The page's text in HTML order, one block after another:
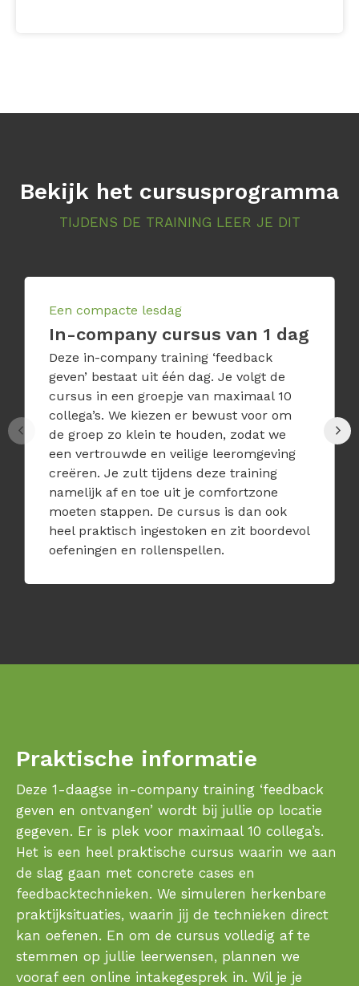
Bekijk het cursusprogramma
TIJDENS DE TRAINING LEER JE DIT
Een compacte lesdag
In-company cursus van 1 dag
Deze in-company training ‘feedback
geven’ bestaat uit één dag. Je volgt de
cursus in een groepje van maximaal 10
collega’s. We kiezen er bewust voor om
de groep zo klein te houden, zodat we
een vertrouwde en veilige leeromgeving
creëren. Je zult tijdens deze training
namelijk af en toe uit je comfortzone
moeten stappen. De cursus is dan ook
heel praktisch ingestoken en zit boordevol
oefeningen en rollenspellen.
Praktische informatie
Deze 1-daagse in-company training ‘feedback
geven en ontvangen’ wordt bij jullie op locatie
gegeven. Er is plek voor maximaal 10 collega’s.
Het is een heel praktische cursus waarin we aan
de slag gaan met concrete cases en
feedbacktechnieken. We simuleren herkenbare
praktijksituaties, waarin jij de technieken direct
kan oefenen. En om de cursus volledig af te
stemmen op jullie leerwensen, plannen we
vooraf een online intakegesprek in. Wil je je